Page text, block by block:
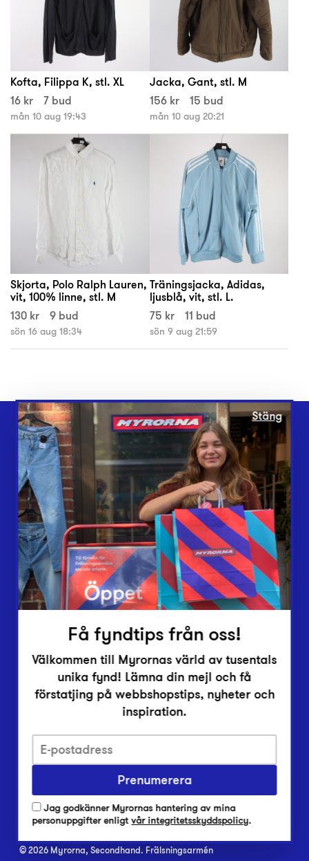
Kofta, Filippa K, stl. XL
16 kr
7 bud
mån 10 aug 19:43
Jacka, Gant, stl. M
156 kr
15 bud
mån 10 aug 20:21
Skjorta, Polo Ralph Lauren,
vit, 100% linne, stl. M
130 kr
9 bud
sön 16 aug 18:34
Träningsjacka, Adidas,
ljusblå, vit, stl. L.
75 kr
11 bud
sön 9 aug 21:59
Webbshop
Butiker
Lämna in
Vårt överskott
Inlämningsplatser
Om Myrorna
Lediga jobb
Pressrum
Integritetsskyddspolicy
Har du frågor om onlineköp, leverans eller retur?
Har du frågor om vår verksamhet?
Vanliga frågor om Myrorna
© 2026 Myrorna, Secondhand. Frälsningsarmén
Stäng
Få fyndtips från oss!
Välkommen till Myrornas värld av tusentals
unika fynd! Lämna din mejl och få
förstatjing på webbshopstips, nyheter och
inspiration.
Prenumerera
Jag godkänner Myrornas hantering av mina
personuppgifter enligtvår integritetsskyddspolicy.